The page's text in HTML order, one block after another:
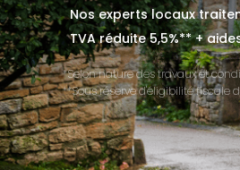
Nos experts locaux
TVA réduite 5,5%** +
*Selon nature des travaux et
**Sous réserve d'éligibilité fiscale